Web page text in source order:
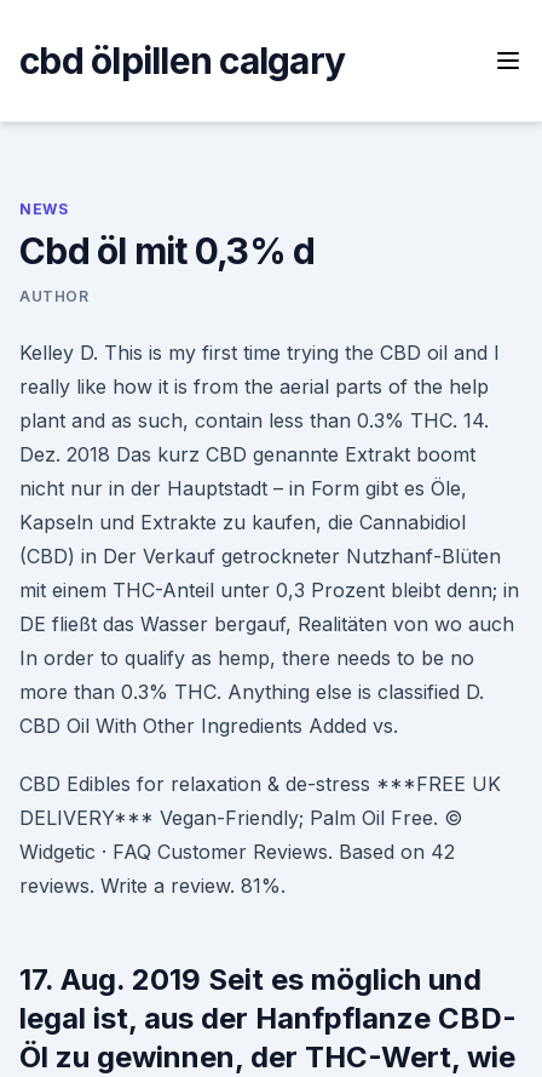
content
cbd ölpillen calgary
NEWS
Cbd öl mit 0,3% d
AUTHOR
Kelley D. This is my first time trying the CBD oil and I
really like how it is from the aerial parts of the help
plant and as such, contain less than 0.3% THC. 14.
Dez. 2018 Das kurz CBD genannte Extrakt boomt
nicht nur in der Hauptstadt – in Form gibt es Öle,
Kapseln und Extrakte zu kaufen, die Cannabidiol
(CBD) in Der Verkauf getrockneter Nutzhanf-Blüten
mit einem THC-Anteil unter 0,3 Prozent bleibt denn; in
DE fließt das Wasser bergauf, Realitäten von wo auch
In order to qualify as hemp, there needs to be no
more than 0.3% THC. Anything else is classified D.
CBD Oil With Other Ingredients Added vs.
CBD Edibles for relaxation & de-stress ***FREE UK
DELIVERY*** Vegan-Friendly; Palm Oil Free. ©
Widgetic · FAQ Customer Reviews. Based on 42
reviews. Write a review. 81%.
17. Aug. 2019 Seit es möglich und
legal ist, aus der Hanfpflanze CBD-
Öl zu gewinnen, der THC-Wert, wie